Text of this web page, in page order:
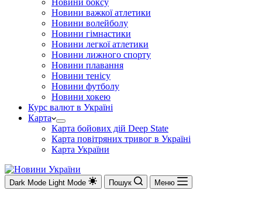
Новини боксу
Новини важкої атлетики
Новини волейболу
Новини гімнастики
Новини легкої атлетики
Новини лижного спорту
Новини плавання
Новини тенісу
Новини футболу
Новини хокею
Курс валют в Україні
Карта
Карта бойових дій Deep State
Карта повітряних тривог в Україні
Карта України
Dark Mode Light Mode Пошук Меню